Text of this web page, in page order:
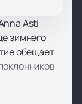
Asti
зимнего
обещает